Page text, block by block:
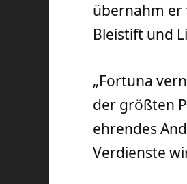
übernahm er
Bleistift und
„Fortuna
der größten
ehrendes
Verdienste